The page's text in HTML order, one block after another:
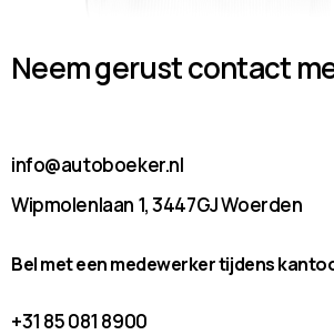
Neem gerust contact
info@autoboeker.nl
Wipmolenlaan 1, 3447GJ Woerden
Bel met een medewerker tijdens
+31 85 081 8900